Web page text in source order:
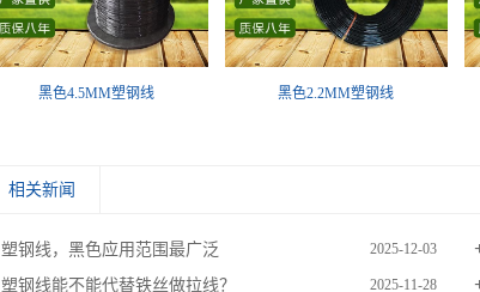
黑色4.5MM塑钢线 黑色2.2MM塑钢线
相关新闻
塑钢线，黑色应用范围最广泛 2025-12-03
塑钢线能不能代替铁丝做拉线？ 2025-11-28